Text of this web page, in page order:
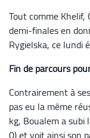
Tout comme
demi-finales en
Rygielska, ce lundi
Fin de parcours
Contrairement à
pas eu la même
kg, Boualem a subi